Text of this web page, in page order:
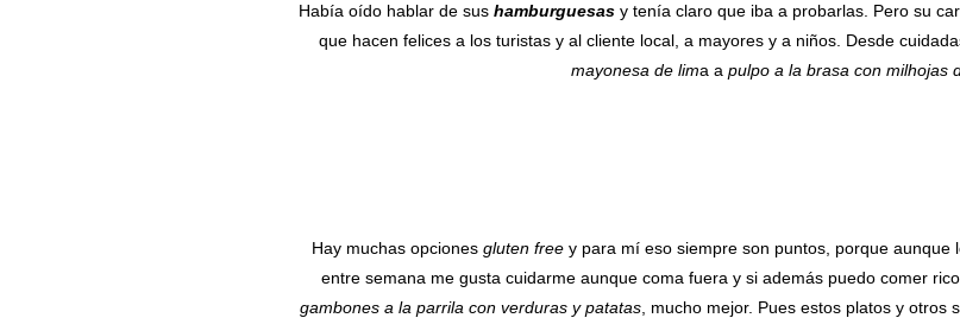
Había oído hablar de sus hamburguesas y tenía claro que iba a probarlas. Pero su
que hacen felices a los turistas y al cliente local, a mayores y a niños. Desde
mayonesa de lima a pulpo a la brasa con milhojas
Hay muchas opciones gluten free y para mí eso siempre son puntos, porque aunque
entre semana me gusta cuidarme aunque coma fuera y si además puedo comer
gambones a la parrila con verduras y patatas, mucho mejor. Pues estos platos y otros